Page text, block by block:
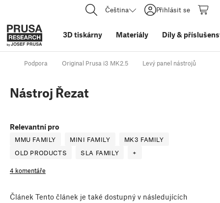
Čeština Přihlásit se
3D tiskárny Materiály Díly&
Podpora Original Prusa i3 MK2.5 Levý panel nástrojů
Nástroj Řezat
Relevantní pro
MMU FAMILY MINI FAMILY
MK3 FAMILY
OLD PRODUCTS
SLA FAMILY +
4 komentáře
Článek Tento článek je také dostupný v následujících